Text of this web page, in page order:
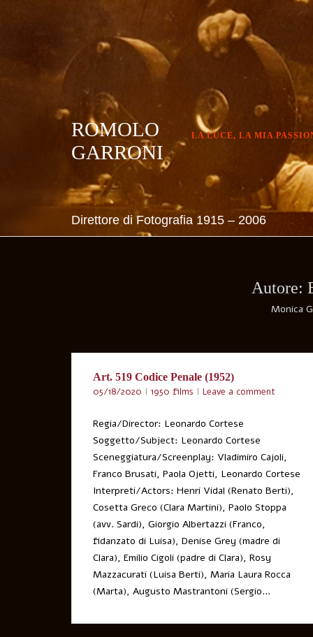
ROMOLO
GARRONI
Direttore di Fotografia 1915 – 2006
LA LUCE, LA MIA
Autore:
Monica
Art. 519 Codice Penale (1952)
05/18/2020 1950 films Leave a comment
Regia/Director: Leonardo Cortese
Soggetto/Subject: Leonardo Cortese
Sceneggiatura/Screenplay: Vladimiro Cajoli,
Franco Brusati, Paola Ojetti, Leonardo Cortese
Interpreti/Actors: Henri Vidal (Renato Berti),
Cosetta Greco (Clara Martini), Paolo Stoppa
(avv. Sardi), Giorgio Albertazzi (Franco,
fidanzato di Luisa), Denise Grey (madre di
Clara), Emilio Cigoli (padre di Clara), Rosy
Mazzacurati (Luisa Berti), Maria Laura Rocca
(Marta), Augusto Mastrantoni (Sergio...